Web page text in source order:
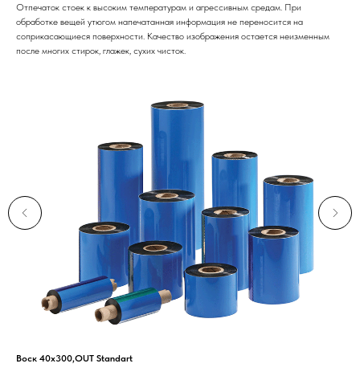
Отпечаток стоек к высоким температурам и агрессивным средам. При
обработке вещей утюгом напечатанная информация не переносится на
соприкасающиеся поверхности. Качество изображения остается неизменным
после многих стирок, глажек, сухих чисток.
Воск 40х300,OUT Standart